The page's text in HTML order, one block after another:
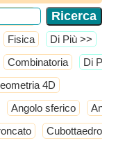
Fisica ​Di Più >>
Combinatoria ​Di Più
4D
Angolo sferico
Cubottaedro